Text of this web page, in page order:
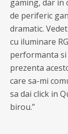
gaming, dar in
de periferic
dramatic.
cu iluminare
performanta
prezenta
care sa-mi
sa dai click in
birou.”